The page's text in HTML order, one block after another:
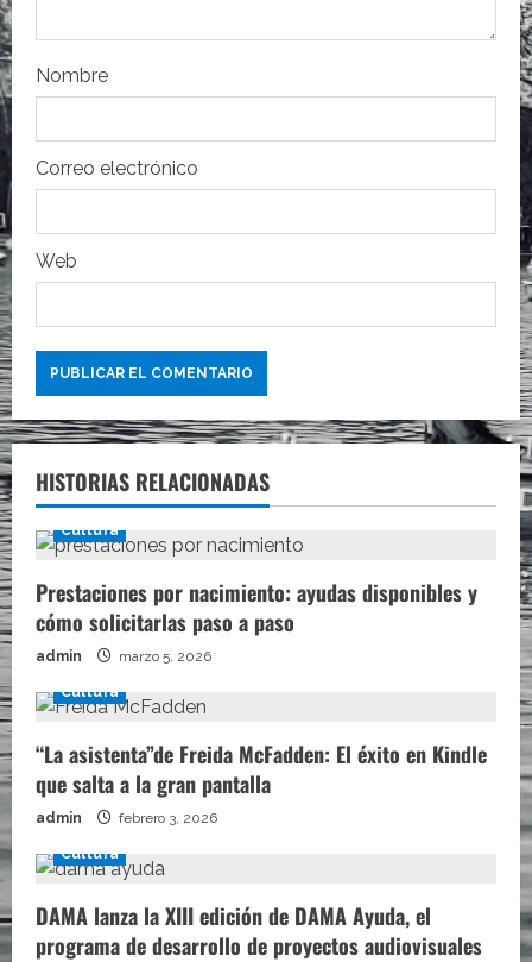
t
r
a
d
a
s
Nombre
Correo electrónico
Web
HISTORIAS RELACIONADAS
Cultura
Prestaciones por nacimiento: ayudas disponibles y
cómo solicitarlas paso a paso
admin marzo 5, 2026
Cultura
“La asistenta”de Freida McFadden: El éxito en Kindle
que salta a la gran pantalla
admin febrero 3, 2026
Cultura
DAMA lanza la XIII edición de DAMA Ayuda, el
programa de desarrollo de proyectos audiovisuales